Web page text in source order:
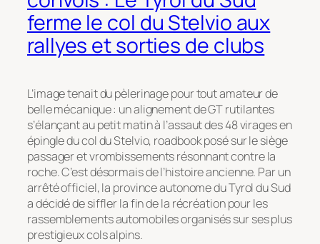
ferme le col du Stelvio aux
rallyes et sorties de clubs
L’image tenait du pèlerinage pour tout amateur de
belle mécanique : un alignement de GT rutilantes
s’élançant au petit matin à l’assaut des 48 virages en
épingle du col du Stelvio, roadbook posé sur le siège
passager et vrombissements résonnant contre la
roche. C’est désormais de l’histoire ancienne. Par un
arrêté officiel, la province autonome du Tyrol du Sud
a décidé de siffler la fin de la récréation pour les
rassemblements automobiles organisés sur ses plus
prestigieux cols alpins.